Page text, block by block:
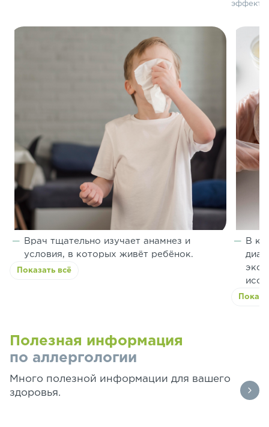
Врач тщательно изучает анамнез и
условия, в которых живёт ребёнок.
Показать всё
В
Полезная информация
по аллергологии
Много полезной информации для вашего
здоровья.